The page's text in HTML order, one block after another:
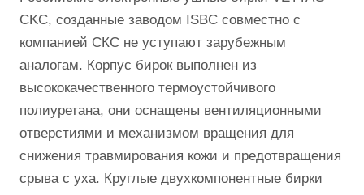
CKC, созданные заводом ISBC совместно с
компанией СКС не уступают зарубежным
аналогам. Корпус бирок выполнен из
высококачественного термоустойчивого
полиуретана, они оснащены вентиляционными
отверстиями и механизмом вращения для
снижения травмирования кожи и предотвращения
срыва с уха. Круглые двухкомпонентные бирки